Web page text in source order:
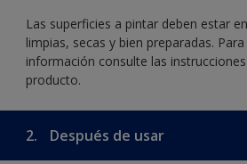
Las superficies a pintar deben estar
limpias, secas y bien preparadas.
información consulte las
producto.
2. Después de usar